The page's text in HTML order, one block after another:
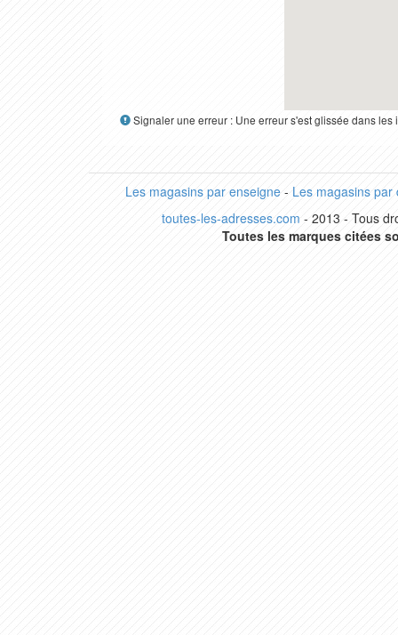
Signaler une erreur : Une erreur s'est glissée dans
Les magasins par enseigne- Les magasins par
toutes-les-adresses.com - 2013 - Tous
Toutes les marques citées